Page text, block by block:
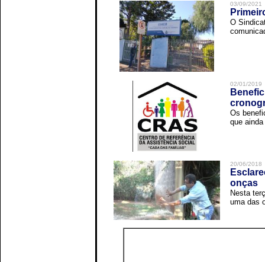
03/09/2021
O
02/01/2019
Os
que
20/06/2018
onças
Nesta
uma das